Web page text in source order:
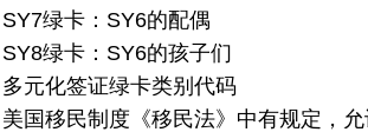
SY7绿卡： SY6的配偶
SY8绿卡： SY6的孩子们
多元化签证绿卡类别代码
美国移民制度《移民法》中有规定，